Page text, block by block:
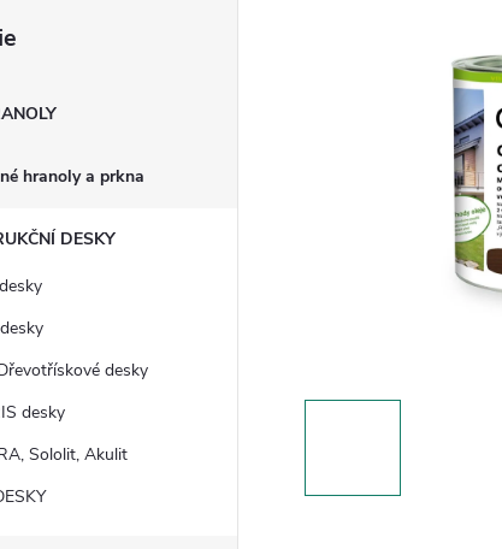
hranoly a prkna
DESKY
desky
desky
Sololit, Akulit